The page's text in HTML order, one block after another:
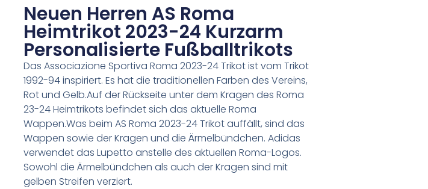
Neuen Herren AS Roma
Heimtrikot 2023-24 Kurzarm
Personalisierte Fußballtrikots
Das Associazione Sportiva Roma 2023-24 Trikot ist vom Trikot
1992-94 inspiriert. Es hat die traditionellen Farben des Vereins,
Rot und Gelb.Auf der Rückseite unter dem Kragen des Roma
23-24 Heimtrikots befindet sich das aktuelle Roma
Wappen.Was beim AS Roma 2023-24 Trikot auffällt, sind das
Wappen sowie der Kragen und die Ärmelbündchen. Adidas
verwendet das Lupetto anstelle des aktuellen Roma-Logos.
Sowohl die Ärmelbündchen als auch der Kragen sind mit
gelben Streifen verziert.